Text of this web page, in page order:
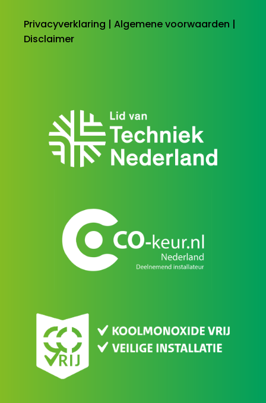
Privacyverklaring | Algemene voorwaarden |
Disclaimer